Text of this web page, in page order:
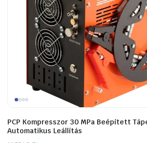
PCP Kompresszor 30 MPa Beépített
Automatikus Leállítás